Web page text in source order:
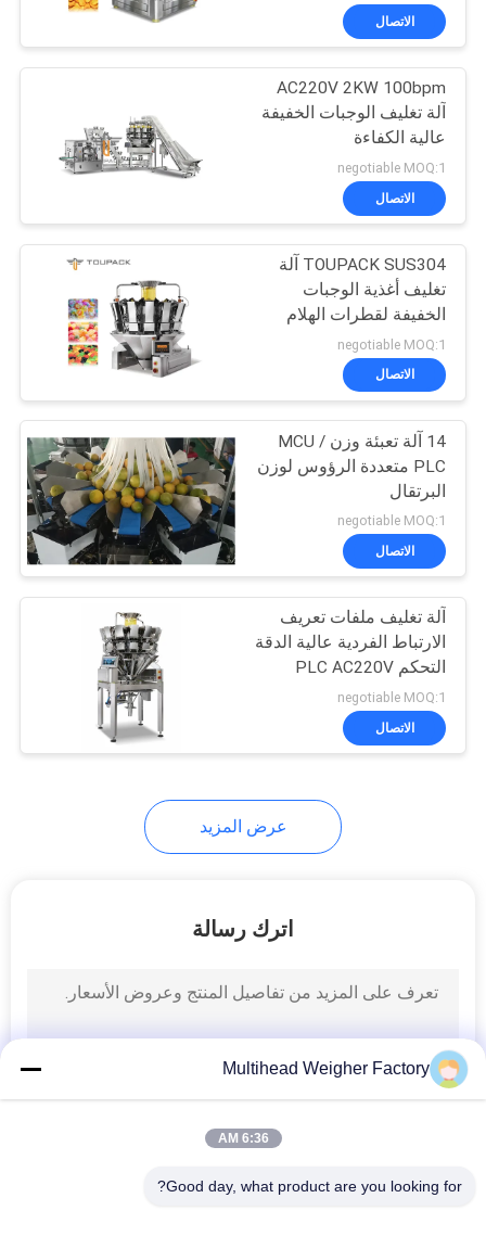
آلة تغليف الفواكه
والخضروات
57
آلة تغليف المواد
الغذائية المجمدة
41
آلة تعبئة المكسرات
67
آلة الوزن والملء
آلة تعبئة الحبيبات
13
الاتصال
AC220V 2KW 100bpm
آلة تغليف الوجبات الخفيفة
عالية الكفاءة
negotiable MOQ:1
الاتصال
TOUPACK SUS304 آلة
تغليف أغذية الوجبات
الخفيفة لقطرات الهلام
negotiable MOQ:1
الاتصال
14 آلة تعبئة وزن MCU /
PLC متعددة الرؤوس لوزن
البرتقال
negotiable MOQ:1
الاتصال
آلة تغليف ملفات تعريف
الارتباط الفردية عالية الدقة
التحكم PLC AC220V
negotiable MOQ:1
الاتصال
عرض المزيد
اترك رسالة
Multihead Weigher Factory
6:36 AM
Good day, what product are you looking for?